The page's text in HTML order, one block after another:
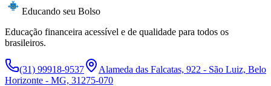
Educando seu Bolso
Educação financeira acessível e de qualidade para todos os
brasileiros.
(31) 99918-9537
Alameda das Falcatas, 922 - São Luiz, Belo
Horizonte - MG, 31275-070